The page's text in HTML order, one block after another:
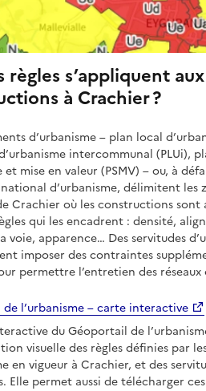
règles s’appliquent aux
à Crachier ?
d’urbanisme – plan local
intercommunal (PLUi),
et mise en valeur (PSMV) – ou, à
d’urbanisme, délimitent les
Crachier où les constructions sont
qui les encadrent : densité,
voie, apparence… Des servitudes
imposer des contraintes
permettre l’entretien des
l’urbanisme – carte interactive
du Géoportail de
visuelle des règles définies par
en vigueur à Crachier, et des
Elle permet aussi de télécharger